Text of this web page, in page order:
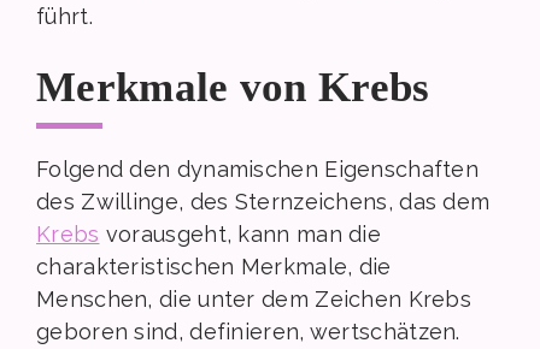
führt.
Merkmale von Krebs
Folgend den dynamischen Eigenschaften
des Zwillinge, des Sternzeichens, das dem
Krebs vorausgeht, kann man die
charakteristischen Merkmale, die
Menschen, die unter dem Zeichen Krebs
geboren sind, definieren, wertschätzen.